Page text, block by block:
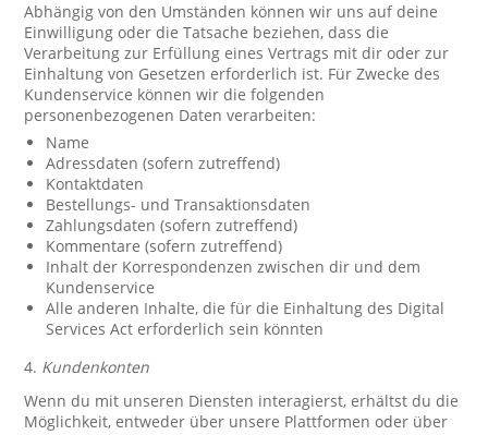
Abhängig von den Umständen können wir uns auf deine
Einwilligung oder die Tatsache beziehen, dass die
Verarbeitung zur Erfüllung eines Vertrags mit dir oder zur
Einhaltung von Gesetzen erforderlich ist. Für Zwecke des
Kundenservice können wir die folgenden
personenbezogenen Daten verarbeiten:
Name
Adressdaten (sofern zutreffend)
Kontaktdaten
Bestellungs- und Transaktionsdaten
Zahlungsdaten (sofern zutreffend)
Kommentare (sofern zutreffend)
Inhalt der Korrespondenzen zwischen dir und dem
Kundenservice
Alle anderen Inhalte, die für die Einhaltung des Digital
Services Act erforderlich sein könnten
4. Kundenkonten
Wenn du mit unseren Diensten interagierst, erhältst du die
Möglichkeit, entweder über unsere Plattformen oder über